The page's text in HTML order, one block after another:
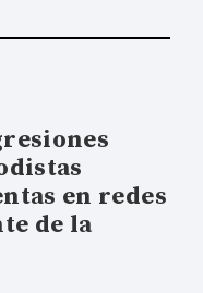
en redes
de la